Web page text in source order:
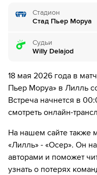
9´
Осер совершает
11´ Telli Siwe наказан
12´ Набиль Бенталеб
12´ Осер совершает
противника
13´ Lamine Sy наказан
16´ Лилль совершает
противника
Стадион
Стад Пьер Моруа
Судьи
Willy Delajod
18 мая 2026 года в
Пьер Моруа» в Лилль
Встреча начнется в
смотреть онлайн-
На нашем сайте также
«Лилль» - «Осер». Он
авторами и поможет
узнать о потерях